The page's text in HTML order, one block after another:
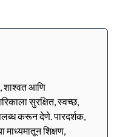
शाश्वत आणि
सुरक्षित, स्वच्छ,
करून देणे. पारदर्शक,
शिक्षण,